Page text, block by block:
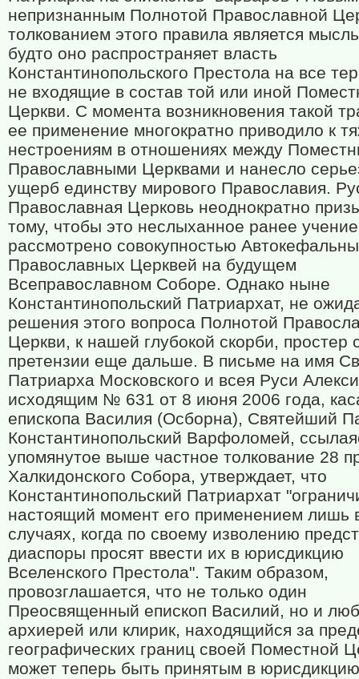
непризнанным Полнотой Православной
толкованием этого правила является
будто оно распространяет власть
Константинопольского Престола на все
не входящие в состав той или иной
Церкви. С момента возникновения такой
ее применение многократно приводило к
нестроениям в отношениях между
Православными Церквами и нанесло
ущерб единству мирового Православия.
Православная Церковь неоднократно
тому, чтобы это неслыханное ранее
рассмотрено совокупностью
Православных Церквей на будущем
Всеправославном Соборе. Однако ныне
Константинопольский Патриархат, не
решения этого вопроса Полнотой
Церкви, к нашей глубокой скорби, простер
претензии еще дальше. В письме на имя
Патриарха Московского и всея Руси
исходящим № 631 от 8 июня 2006 года,
епископа Василия (Осборна), Святейший
Константинопольский Варфоломей,
упомянутое выше частное толкование 28
Халкидонского Собора, утверждает, что
Константинопольский Патриархат
настоящий момент его применением лишь
случаях, когда по своему изволению
диаспоры просят ввести их в юрисдикцию
Вселенского Престола". Таким образом,
провозглашается, что не только один
Преосвященный епископ Василий, но и
архиерей или клирик, находящийся за
географических границ своей Поместной
может теперь быть принятым в юрисдикцию